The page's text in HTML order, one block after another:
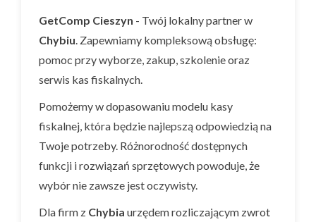
GetComp Cieszyn - Twój lokalny partner w
Chybiu. Zapewniamy kompleksową obsługę:
pomoc przy wyborze, zakup, szkolenie oraz
serwis kas fiskalnych.
Pomożemy w dopasowaniu modelu kasy
fiskalnej, która będzie najlepszą odpowiedzią na
Twoje potrzeby. Różnorodność dostępnych
funkcji i rozwiązań sprzętowych powoduje, że
wybór nie zawsze jest oczywisty.
Dla firm z Chybia urzędem rozliczającym zwrot